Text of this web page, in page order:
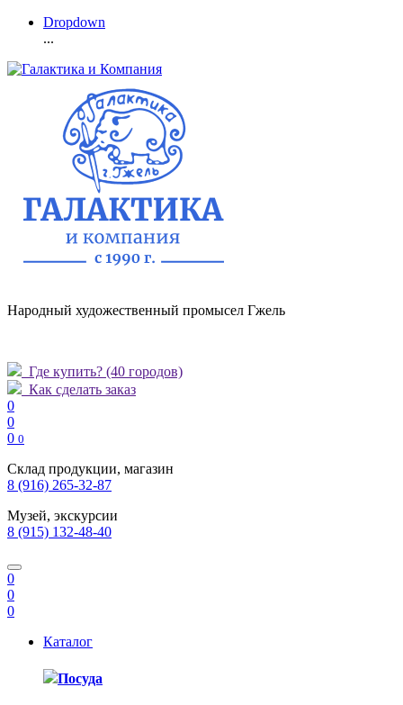
Dropdown
...
Народный художественный промысел Гжель
Где купить? (40 городов)
Как сделать заказ
0
0
0 0
Склад продукции, магазин
8 (916) 265-32-87
Музей, экскурсии
8 (915) 132-48-40
0
0
0
Каталог
Посуда